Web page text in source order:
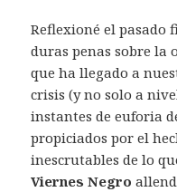
Reflexioné el pasado
duras penas sobre la
que ha llegado a
crisis (y no solo a
instantes de euforia
propiciados por el
inescrutables de lo
Viernes Negro